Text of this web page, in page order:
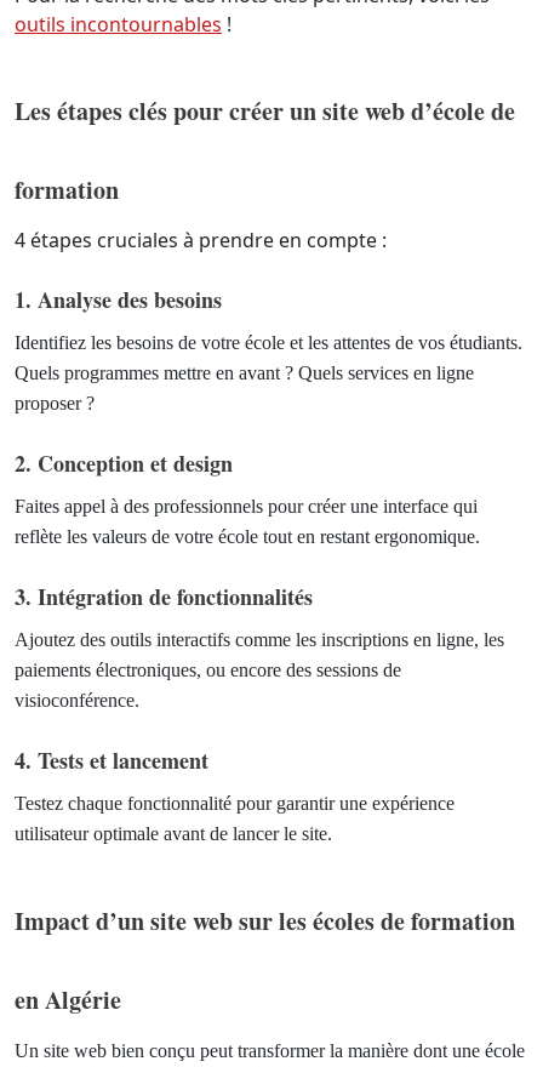
outils incontournables !
Les étapes clés pour créer un site web d’école de
formation
4 étapes cruciales à prendre en compte :
1. Analyse des besoins
Identifiez les besoins de votre école et les attentes de vos étudiants.
Quels programmes mettre en avant ? Quels services en ligne
proposer ?
2. Conception et design
Faites appel à des professionnels pour créer une interface qui
reflète les valeurs de votre école tout en restant ergonomique.
3. Intégration de fonctionnalités
Ajoutez des outils interactifs comme les inscriptions en ligne, les
paiements électroniques, ou encore des sessions de
visioconférence.
4. Tests et lancement
Testez chaque fonctionnalité pour garantir une expérience
utilisateur optimale avant de lancer le site.
Impact d’un site web sur les écoles de formation
en Algérie
Un site web bien conçu peut transformer la manière dont une école